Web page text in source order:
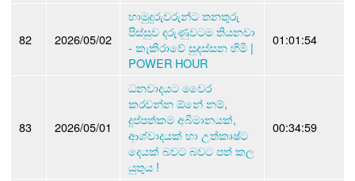
82 2026/05/02
හාමුදුරුවරුන්ට තනතුරු
පිස්සුව දරුණුවටම තියනවා
- කැකිරාවේ සුදස්සන හිමි |
POWER HOUR
01:01:54
83 2026/05/01
ධනවාදයට වෛර
කරවන්න ඕනේ නම්,
දුප්පත්කම අබිමානයක්,
ආශ්වාදයක් හා උත්කෘෂ්ට
දෙයක් බවට බවට පත් කල
යුතුය !
00:34:59